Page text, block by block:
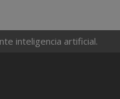
inteligencia artificial.